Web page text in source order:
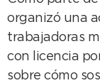
organizó una
trabajadoras
con licencia
sobre cómo